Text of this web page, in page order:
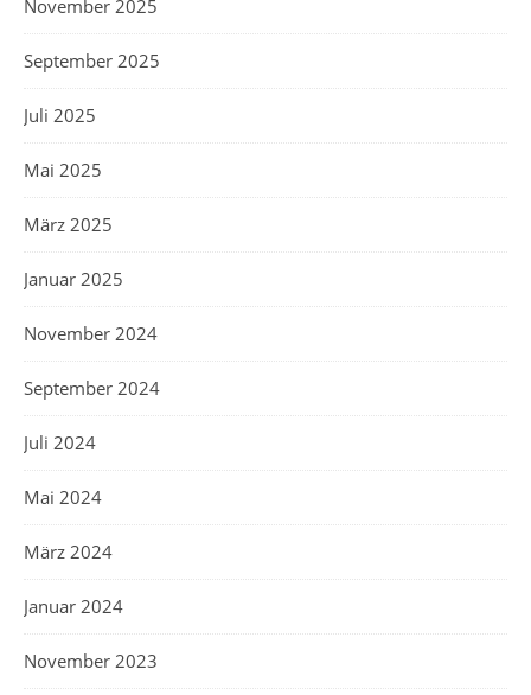
November 2025
September 2025
Juli 2025
Mai 2025
März 2025
Januar 2025
November 2024
September 2024
Juli 2024
Mai 2024
März 2024
Januar 2024
November 2023